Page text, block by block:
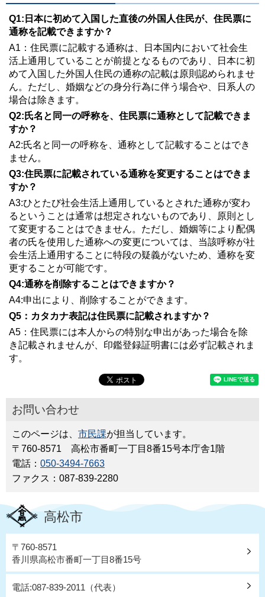
Q1:日本に初めて入国した直後の外国人住民が、住民票に
通称を記載できますか？
A1：住民票に記載する通称は、日本国内において社会生
活上通用していることが前提となるものであり、日本に初
めて入国した外国人住民の通称の記載は原則認められませ
ん。ただし、婚姻などの身分行為に伴う場合や、日系人の
場合は除きます。
Q2:氏名と同一の呼称を、住民票に通称として記載できま
すか？
A2:氏名と同一の呼称を、通称として記載することはでき
ません。
Q3:住民票に記載されている通称を変更することはできま
すか？
A3:ひとたび社会生活上通用しているとされた通称が変わ
るということは通常は想定されないものであり、原則とし
て変更することはできません。ただし、婚姻等により配偶
者の氏を使用した通称への変更については、当該呼称が社
会生活上通用することに特段の疑義がないため、通称を変
更することが可能です。
Q4:通称を削除することはできますか？
A4:申出により、削除することができます。
Q5：カタカナ表記は住民票に記載されますか？
A5：住民票には本人からの特別な申出があった場合を除
き記載されませんが、印鑑登録証明書には必ず記載されま
す。
お問い合わせ
このページは、 市民課が担当しています。
〒760-8571 高松市番町一丁目8番15号本庁舎1階
電話： 050-3494-7663
ファクス：087-839-2280
高松市
〒760-8571
香川県高松市番町一丁目8番15号
電話:087-839-2011（代表）